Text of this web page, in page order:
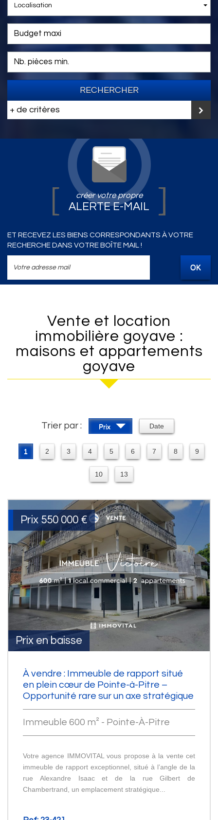
Localisation
RECHERCHER
+ de critères
créer votre propre
ALERTE E-MAIL
ET RECEVEZ LES BIENS CORRESPONDANTS À VOTRE
RECHERCHE DANS VOTRE BOÎTE MAIL !
OK
Vente et location
immobilière goyave :
maisons et appartements
goyave
Trier par : Prix Date
1 2 3 4 5 6 7 8 9
10 13
Prix en baisse
Prix 550 000 €
À vendre : Immeuble de rapport situé
en plein cœur de Pointe-à-Pitre –
Opportunité rare sur un axe stratégique
Immeuble 600 m² - Pointe-À-Pitre
Votre agence IMMOVITAL vous propose à la vente cet
immeuble de rapport exceptionnel, situé à l’angle de la
rue Alexandre Isaac et de la rue Gilbert de
Chambertrand, un emplacement stratégique...